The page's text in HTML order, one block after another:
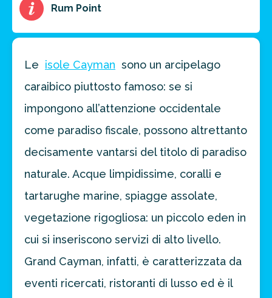
Rum Point
Le isole Cayman sono un arcipelago
caraibico piuttosto famoso: se si
impongono all’attenzione occidentale
come paradiso fiscale, possono altrettanto
decisamente vantarsi del titolo di paradiso
naturale. Acque limpidissime, coralli e
tartarughe marine, spiagge assolate,
vegetazione rigogliosa: un piccolo eden in
cui si inseriscono servizi di alto livello.
Grand Cayman, infatti, è caratterizzata da
eventi ricercati, ristoranti di lusso ed è il